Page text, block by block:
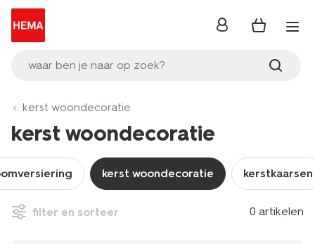
waar ben je naar op zoek?
inloggen
kerst woondecoratie
kerst woondecoratie
kerst woondecoratie kerstkaarsen
filter en sorteer 0 artikelen